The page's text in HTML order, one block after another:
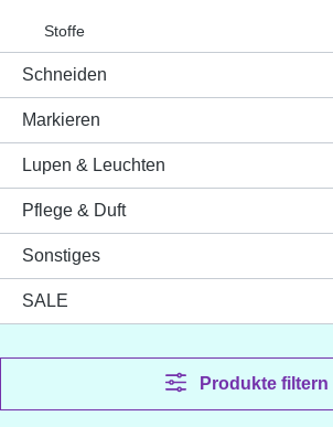
Stoffe
Schneiden
Markieren
Lupen & Leuchten
Pflege & Duft
Sonstiges
SALE
Produkte filtern